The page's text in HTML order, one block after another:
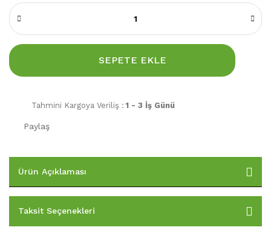
SEPETE EKLE
Tahmini Kargoya Veriliş : 1 - 3 İş Günü
Paylaş
Ürün Açıklaması
Taksit Seçenekleri